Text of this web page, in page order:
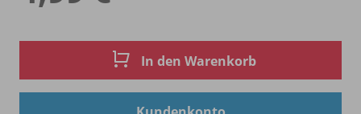
In den Warenkorb